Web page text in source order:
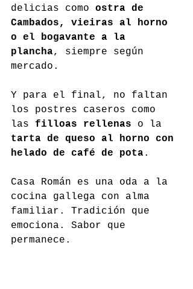
delicias como ostra de
Cambados, vieiras al horno
o el bogavante a la
plancha, siempre según
mercado.
Y para el final, no faltan
los postres caseros como
las filloas rellenas o la
tarta de queso al horno con
helado de café de pota.
Casa Román es una oda a la
cocina gallega con alma
familiar. Tradición que
emociona. Sabor que
permanece.